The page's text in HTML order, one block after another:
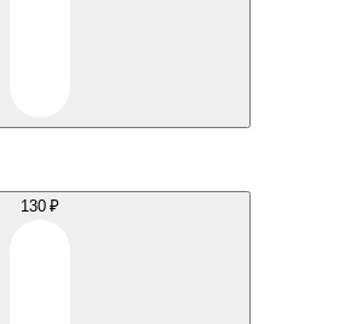
130 ₽